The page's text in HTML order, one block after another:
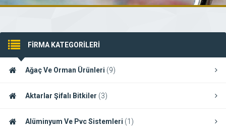
FİRMA KATEGORİLERİ
Ağaç Ve Orman Ürünleri (9)
Aktarlar Şifalı Bitkiler (3)
Alüminyum Ve Pvc Sistemleri (1)